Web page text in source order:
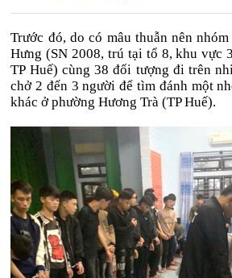
Trước đó, do có mâu thuẫn nên
Hưng (SN 2008, trú tại tổ 8, khu vực
TP Huế) cùng 38 đối tượng đi trên
chở 2 đến 3 người để tìm đánh một
khác ở phường Hương Trà (TP Huế).